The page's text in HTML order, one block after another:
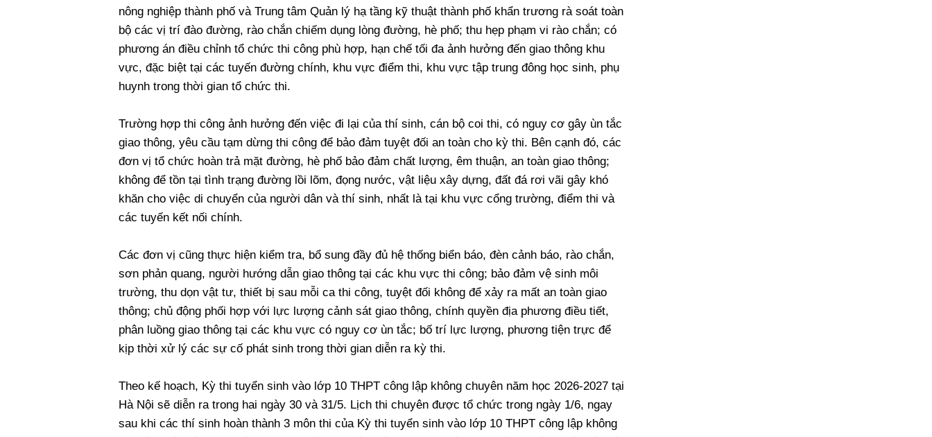
nông nghiệp thành phố và Trung tâm Quản lý hạ tầng kỹ thuật thành phố khẩn trương rà soát toàn
bộ các vị trí đào đường, rào chắn chiếm dụng lòng đường, hè phố; thu hẹp phạm vi rào chắn; có
phương án điều chỉnh tổ chức thi công phù hợp, hạn chế tối đa ảnh hưởng đến giao thông khu
vực, đặc biệt tại các tuyến đường chính, khu vực điểm thi, khu vực tập trung đông học sinh, phụ
huynh trong thời gian tổ chức thi.
Trường hợp thi công ảnh hưởng đến việc đi lại của thí sinh, cán bộ coi thi, có nguy cơ gây ùn tắc
giao thông, yêu cầu tạm dừng thi công để bảo đảm tuyệt đối an toàn cho kỳ thi. Bên cạnh đó, các
đơn vị tổ chức hoàn trả mặt đường, hè phố bảo đảm chất lượng, êm thuận, an toàn giao thông;
không để tồn tại tình trạng đường lồi lõm, đọng nước, vật liệu xây dựng, đất đá rơi vãi gây khó
khăn cho việc di chuyển của người dân và thí sinh, nhất là tại khu vực cổng trường, điểm thi và
các tuyến kết nối chính.
Các đơn vị cũng thực hiện kiểm tra, bổ sung đầy đủ hệ thống biển báo, đèn cảnh báo, rào chắn,
sơn phản quang, người hướng dẫn giao thông tại các khu vực thi công; bảo đảm vệ sinh môi
trường, thu dọn vật tư, thiết bị sau mỗi ca thi công, tuyệt đối không để xảy ra mất an toàn giao
thông; chủ động phối hợp với lực lượng cảnh sát giao thông, chính quyền địa phương điều tiết,
phân luồng giao thông tại các khu vực có nguy cơ ùn tắc; bố trí lực lượng, phương tiện trực để
kịp thời xử lý các sự cố phát sinh trong thời gian diễn ra kỳ thi.
Theo kế hoạch, Kỳ thi tuyển sinh vào lớp 10 THPT công lập không chuyên năm học 2026-2027 tại
Hà Nội sẽ diễn ra trong hai ngày 30 và 31/5. Lịch thi chuyên được tổ chức trong ngày 1/6, ngay
sau khi các thí sinh hoàn thành 3 môn thi của Kỳ thi tuyển sinh vào lớp 10 THPT công lập không